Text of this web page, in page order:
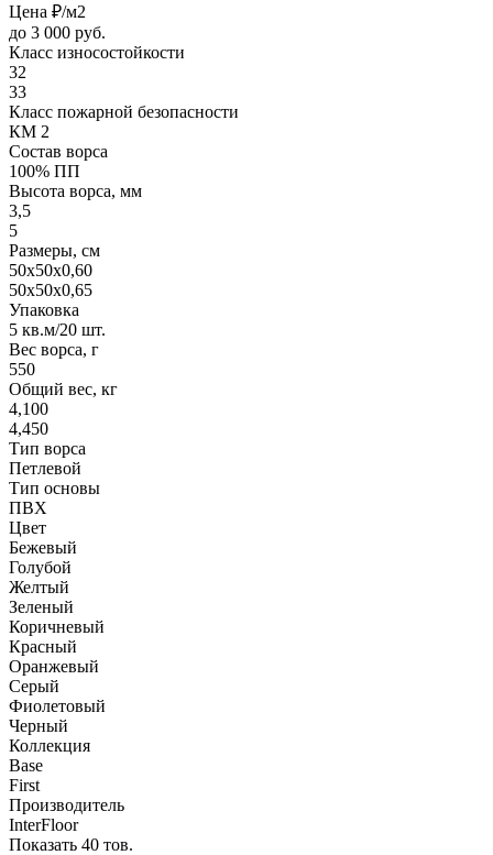
Цена ₽/м2
до 3 000 руб.
Класс износостойкости
32
33
Класс пожарной безопасности
КМ 2
Состав ворса
100% ПП
Высота ворса, мм
3,5
5
Размеры, см
50x50x0,60
50x50x0,65
Упаковка
5 кв.м/20 шт.
Вес ворса, г
550
Общий вес, кг
4,100
4,450
Тип ворса
Петлевой
Тип основы
ПВХ
Цвет
Бежевый
Голубой
Желтый
Зеленый
Коричневый
Красный
Оранжевый
Серый
Фиолетовый
Черный
Коллекция
Base
First
Производитель
InterFloor
Показать 40 тов.